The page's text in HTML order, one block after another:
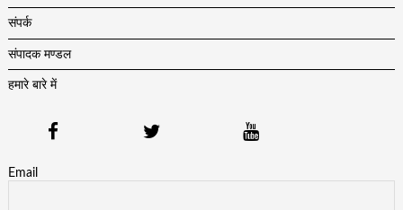
संपर्क
संपादक मण्डल
हमारे बारे में
Email